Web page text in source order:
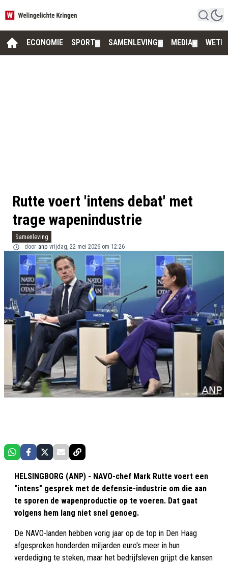
ECONOMIE SPORT SAMENLEVING MEDIA
Rutte voert 'intens debat' met
trage wapenindustrie
Samenleving
door anp vrijdag, 22 mei 2026 om 12:26
HELSINGBORG (ANP) - NAVO-chef Mark Rutte voert een
"intens" gesprek met de defensie-industrie om die aan
te sporen de wapenproductie op te voeren. Dat gaat
volgens hem lang niet snel genoeg.
De NAVO-landen hebben vorig jaar op de top in Den Haag
afgesproken honderden miljarden euro's meer in hun
verdediging te steken, maar het bedrijfsleven grijpt die kansen